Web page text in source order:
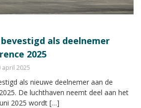
als deelnemer
2025
april 2025
als nieuwe deelnemer aan de
De luchthaven neemt deel aan het
2025 wordt […]